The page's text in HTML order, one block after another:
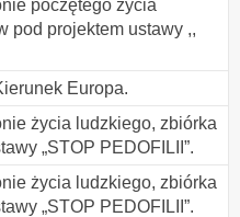
poczętego życia
pod projektem ustawy ,,
Europa.
życia ludzkiego, zbiórka
„STOP PEDOFILII”.
życia ludzkiego, zbiórka
„STOP PEDOFILII”.